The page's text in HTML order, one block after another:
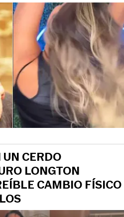
CERDO
LONGTON
CAMBIO FÍSICO